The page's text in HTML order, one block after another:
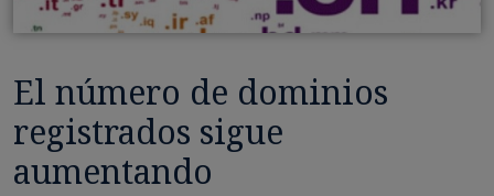
El número de dominios
registrados sigue
aumentando